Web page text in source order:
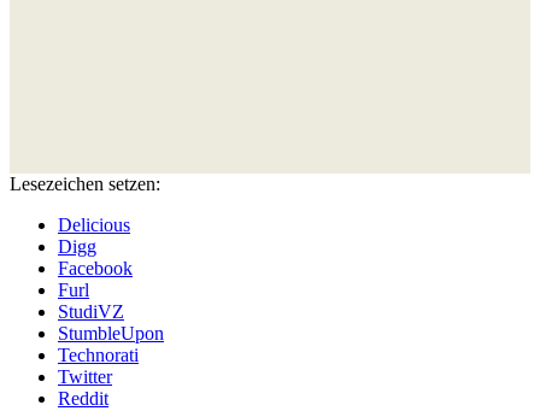
Lesezeichen setzen:
Delicious
Digg
Facebook
Furl
StudiVZ
StumbleUpon
Technorati
Twitter
Reddit